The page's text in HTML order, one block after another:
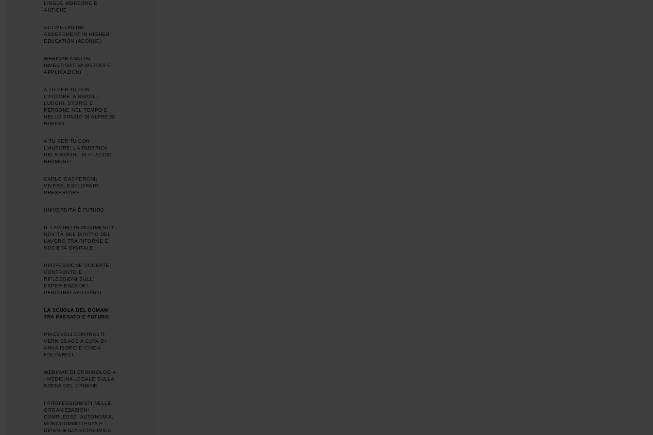
LINGUE MODERNE E
ANTICHE
ACTIVE ONLINE
ASSESSMENT IN HIGHER
EDUCATION (ACONHE)
WEBINAR ANALISI
INVESTIGATIVA METODI E
APPLICAZIONI
A TU PER TU CON
L'AUTORE: A NAPOLI,
LUOGHI, STORIE E
PERSONE NEL TEMPO E
NELLO SPAZIO DI ALFREDO
RUBINO
A TU PER TU CON
L'AUTORE: LA FABBRICA
DEI RISVEGLI DI PLACIDO
BRAMANTI
CARLO GASPERONI:
VIVERE, ESPLORARE,
PRESERVARE
UNIVERSITÀ È FUTURO
IL LAVORO IN MOVIMENTO:
NOVITÀ DEL DIRITTO DEL
LAVORO TRA RIFORME E
SOCIETÀ DIGITALE
PROFESSIONE DOCENTE:
CONFRONTO E
RIFLESSIONI SULL'
ESPERIENZA DEI
PERCORSI ABILITANTI
LA SCUOLA DEL DOMANI
TRA PASSATO E FUTURO
PIACEVOLI CONTRASTI,
VERNISSAGE A CURA DI
ANNA ISOPO E CINZIA
FOLCARELLI
WEBINAR DI CRIMINOLOGIA
- MEDICINA LEGALE SULLA
SCENA DEL CRIMINE
I PROFESSIONISTI NELLE
ORGANIZZAZIONI
COMPLESSE: AUTONOMIA,
MONOCOMMITTENZA E
DIPENDENZA ECONOMICA